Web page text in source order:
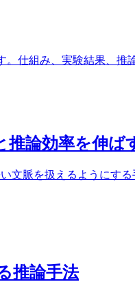
仕組み、実験結果、推
推論効率を伸ば
文脈を扱えるようにす
推論手法